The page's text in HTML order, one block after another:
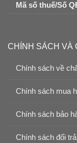
Mã số thuế/Số
CHÍNH SÁCH VÀ
Chính sách về
Chính sách mua
Chính sách bảo
Chính sách đổi trả